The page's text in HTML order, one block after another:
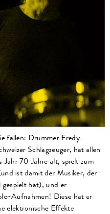
fallen: Drummer Fredy
Schlagzeuger, hat allen
Jahr 70 Jahre alt, spielt zum
ist damit der Musiker, der
gespielt hat), und er
Aufnahmen! Diese hat er
elektronische Effekte